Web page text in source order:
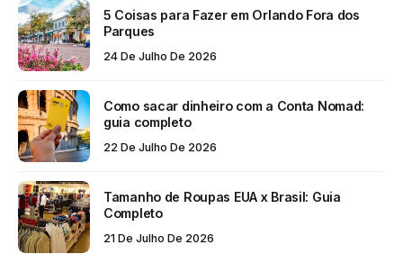
5 Coisas para Fazer em Orlando Fora dos
Parques
24 De Julho De 2026
Como sacar dinheiro com a Conta Nomad:
guia completo
22 De Julho De 2026
Tamanho de Roupas EUA x Brasil: Guia
Completo
21 De Julho De 2026